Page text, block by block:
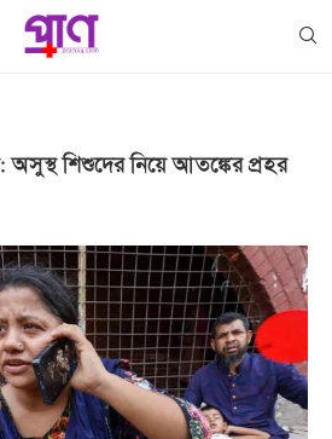
শিশুদের নিয়ে আতঙ্কের প্রহর